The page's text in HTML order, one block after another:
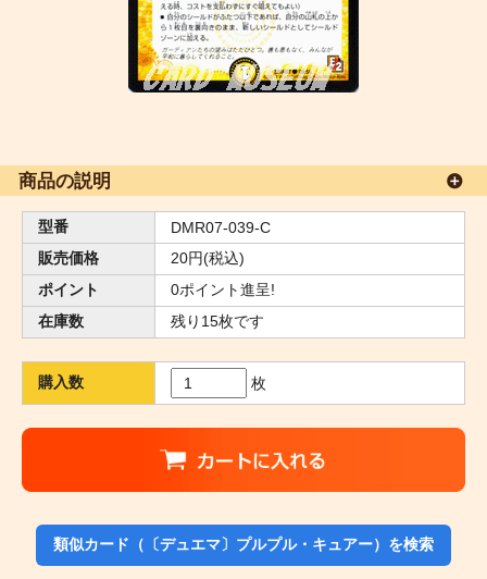
商品の説明
型番
DMR07-039-C
販売価格
20円(税込)
ポイント
0ポイント進呈!
在庫数
残り15枚です
購入数 枚
類似カード（〔デュエマ〕プルプル・キュアー）を検索